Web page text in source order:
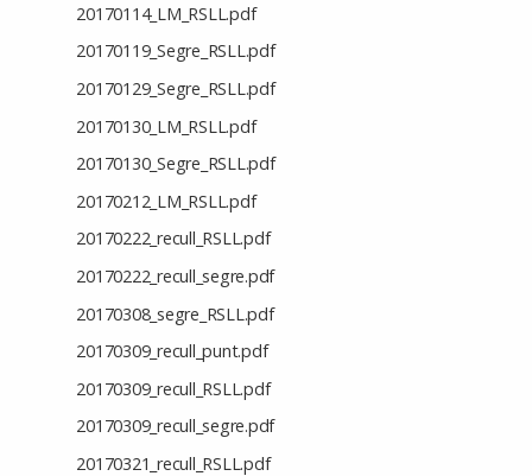
20170114_LM_RSLL.pdf
20170119_Segre_RSLL.pdf
20170129_Segre_RSLL.pdf
20170130_LM_RSLL.pdf
20170130_Segre_RSLL.pdf
20170212_LM_RSLL.pdf
20170222_recull_RSLL.pdf
20170222_recull_segre.pdf
20170308_segre_RSLL.pdf
20170309_recull_punt.pdf
20170309_recull_RSLL.pdf
20170309_recull_segre.pdf
20170321_recull_RSLL.pdf